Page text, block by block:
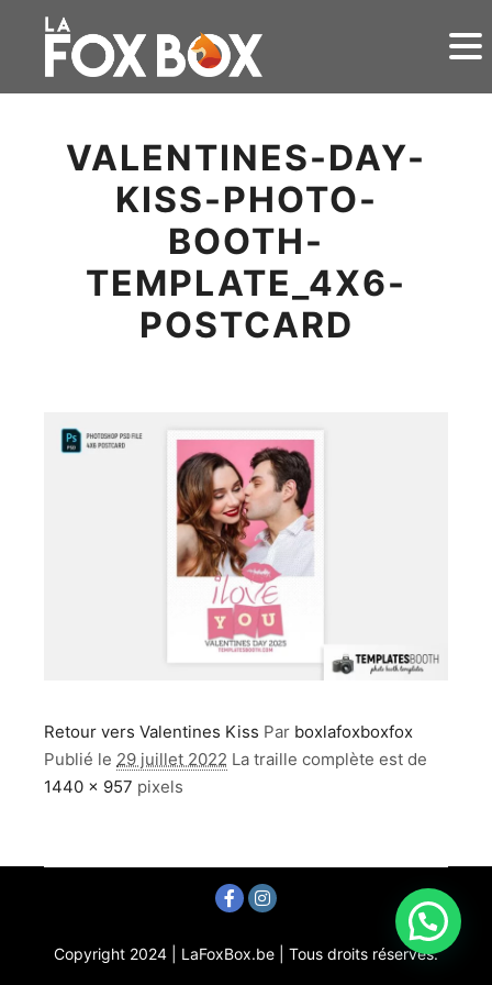
VALENTINES-DAY-
KISS-PHOTO-
BOOTH-
TEMPLATE_4X6-
POSTCARD
Retour vers Valentines Kiss Par boxlafoxboxfox
Publié le 29 juillet 2022 La traille complète est de
1440 × 957 pixels
Copyright 2024 | LaFoxBox.be | Tous droits réservés.